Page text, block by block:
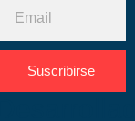
Suscribirse